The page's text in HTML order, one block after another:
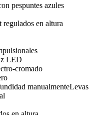
pespuntes azules
regulados en altura
LED
cromado
manualmenteLevas